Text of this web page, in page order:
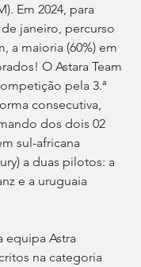
Em 2024, para
janeiro, percurso
a maioria (60%) em
O Astara Team
pela 3.ª
consecutiva,
dos dois 02
sul-africana
a duas pilotos: a
e a uruguaia
equipa Astra
na categoria